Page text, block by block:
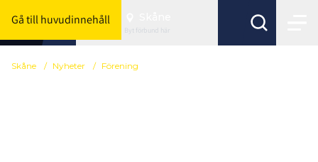
Gå till huvudinnehåll
Byt förbund här
Skåne / Nyheter / Förening